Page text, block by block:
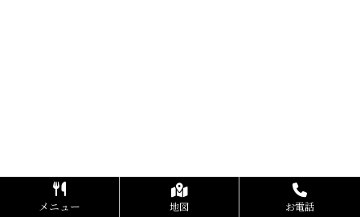
メニュー 地図 お電話